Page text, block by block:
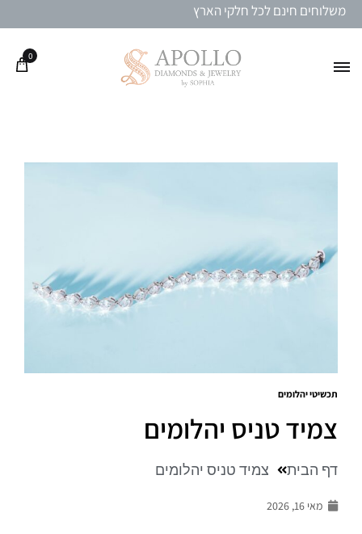
משלוחים חינם לכל חלקי הארץ
0
תכשיטי יהלומים
צמיד טניס יהלומים
דף הבית צמיד טניס יהלומים
מאי 16, 2026